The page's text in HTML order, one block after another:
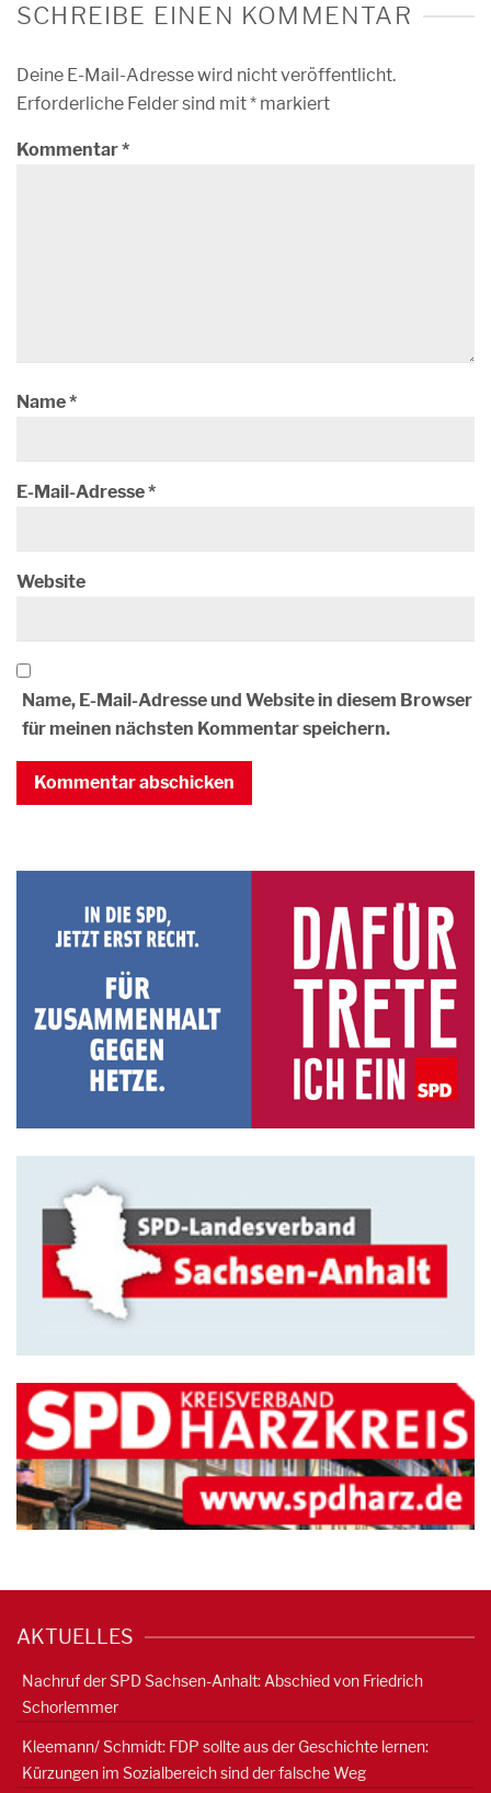
SCHREIBE EINEN KOMMENTAR
Deine E-Mail-Adresse wird nicht veröffentlicht.
Erforderliche Felder sind mit* markiert
Kommentar*
Name*
E-Mail-Adresse*
Website
Name, E-Mail-Adresse und Website in diesem Browser
für meinen nächsten Kommentar speichern.
AKTUELLES
Nachruf der SPD Sachsen-Anhalt: Abschied von Friedrich
Schorlemmer
Kleemann/ Schmidt: FDP sollte aus der Geschichte lernen:
Kürzungen im Sozialbereich sind der falsche Weg